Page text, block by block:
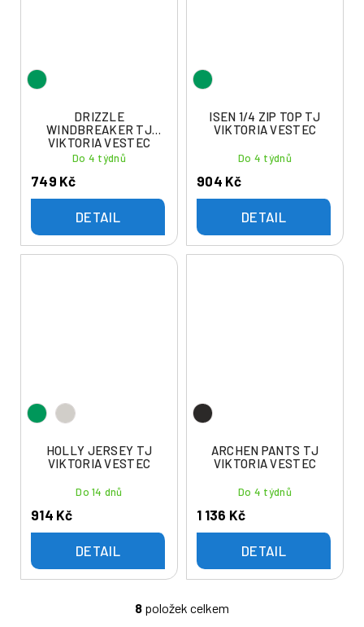
DRIZZLE
WINDBREAKER TJ
VIKTORIA VESTEC
Do 4 týdnů
749 Kč
DETAIL
ISEN 1/4 ZIP TOP TJ
VIKTORIA VESTEC
Do 4 týdnů
904 Kč
DETAIL
HOLLY JERSEY TJ
VIKTORIA VESTEC
Do 14 dnů
914 Kč
DETAIL
ARCHEN PANTS TJ
VIKTORIA VESTEC
Do 4 týdnů
1 136 Kč
DETAIL
O
8 položek celkem